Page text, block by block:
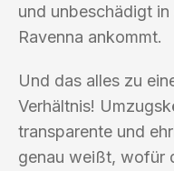
und unbeschädigt in
Ravenna ankommt.
Und das alles zu
Verhältnis!
transparente und
genau weißt, wofür